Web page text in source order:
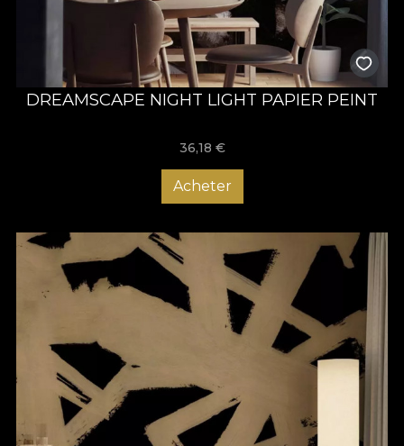
DREAMSCAPE NIGHT LIGHT PAPIER PEINT
36,18 €
Acheter